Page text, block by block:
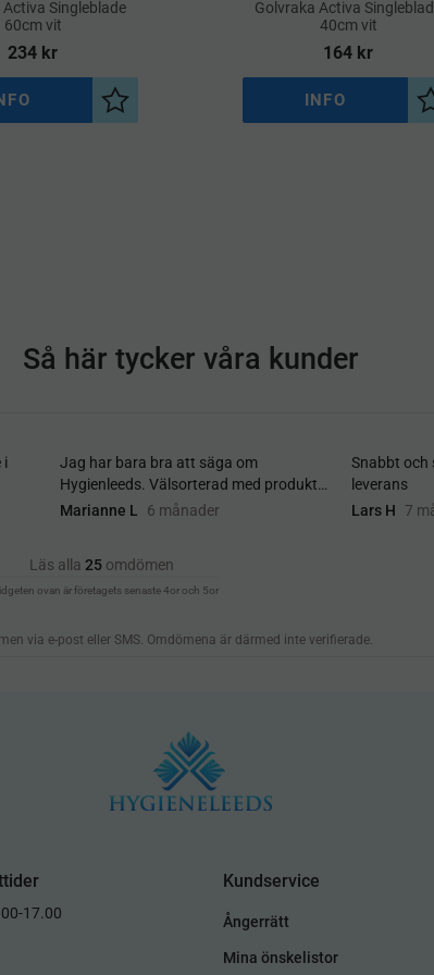
Singleblade
60cm vit
234 kr
Lägg till i önskelista
​Golvraka Activa
40cm vit
164 kr
INFO
Så här tycker våra kunder
17.00
Kundservice
Ångerrätt
Mina önskelistor